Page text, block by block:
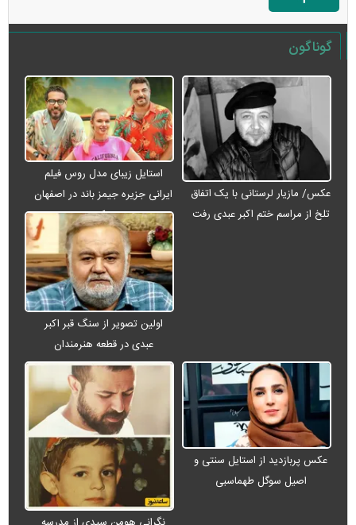
گوناگون
عکس/ مازیار لرستانی با یک اتفاق
تلخ از مراسم ختم اکبر عبدی رفت
استایل زیبای مدل روس فیلم
ایرانی جزیره جیمز باند در اصفهان
+ عکس
اولین تصویر از سنگ قبر اکبر
عبدی در قطعه هنرمندان
عکس پربازدید از استایل سنتی و
اصیل سوگل طهماسبی